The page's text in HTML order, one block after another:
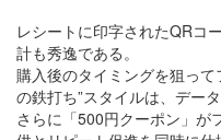
レシートに印字されたQRコ
計も秀逸である。
購入後のタイミングを狙っ
の鉄打ち”スタイルは、デー
さらに「500円クーポン」が